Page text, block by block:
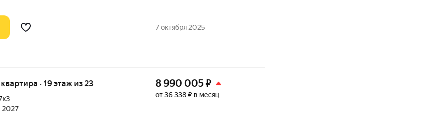
7 октября 2025
· 19 этаж из 23
2027
8 990 005₽
от 36 338 ₽ в месяц